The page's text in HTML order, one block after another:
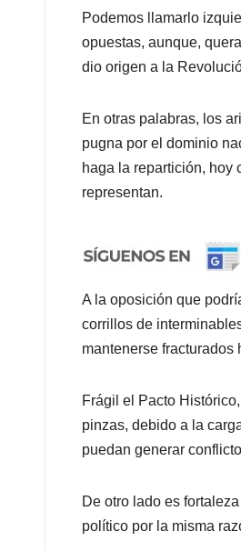
Podemos llamarlo
opuestas, aunque,
dio origen a la
En otras palabras, los
pugna por el dominio
haga la repartición, hoy
representan.
A la oposición que
corrillos de
mantenerse fracturados
Frágil el Pacto
pinzas, debido a la
puedan generar
De otro lado es
político por la misma